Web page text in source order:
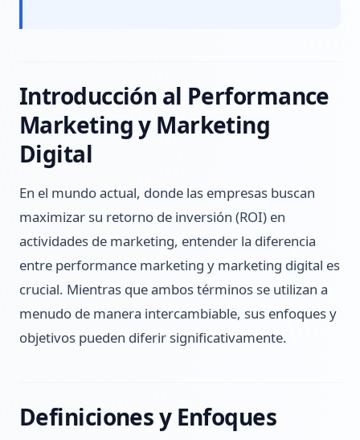
Introducción al Performance
Marketing y Marketing
Digital
En el mundo actual, donde las empresas buscan
maximizar su retorno de inversión (ROI) en
actividades de marketing, entender la diferencia
entre performance marketing y marketing digital es
crucial. Mientras que ambos términos se utilizan a
menudo de manera intercambiable, sus enfoques y
objetivos pueden diferir significativamente.
Definiciones y Enfoques